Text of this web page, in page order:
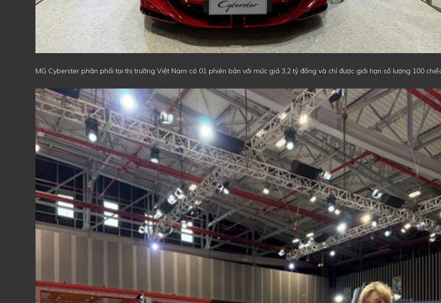
MG Cyberster phân phối tại thị trường Việt Nam có 01 phiên bản với mức giá 3,2 tỷ đồng và chỉ được giới hạn số lượng 100